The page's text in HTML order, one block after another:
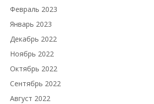
Февраль 2023
Январь 2023
Декабрь 2022
Ноябрь 2022
Октябрь 2022
Сентябрь 2022
Август 2022